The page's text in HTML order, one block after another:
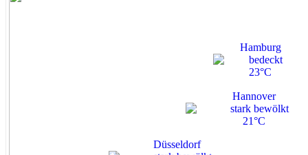
Hamburg
23°C
Düsseldorf
Hannover
21°C